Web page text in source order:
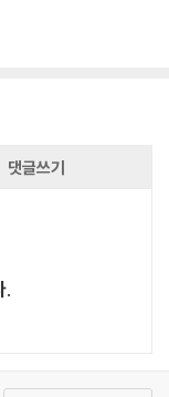
댓글쓰기
.